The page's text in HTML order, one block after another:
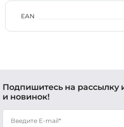
EAN
Подпишитесь на рассылку
и новинок!